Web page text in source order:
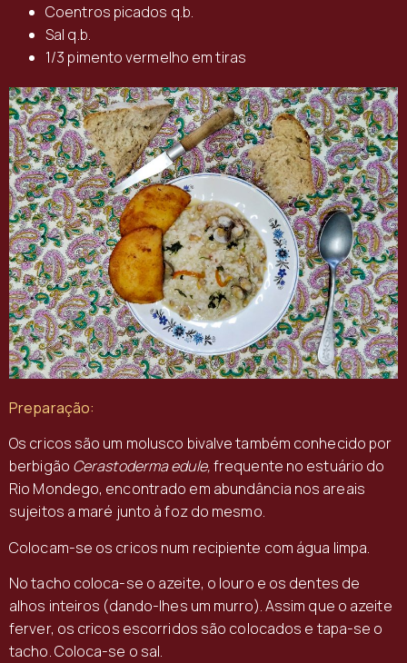
Coentros picados q.b.
Sal q.b.
1/3 pimento vermelho em tiras
Preparação:
Os cricos são um molusco bivalve também conhecido por
berbigão Cerastoderma edule,frequente no estuário do
Rio Mondego, encontrado em abundância nos areais
sujeitos a maré junto à foz do mesmo.
Colocam-se os cricos num recipiente com água limpa.
No tacho coloca-se o azeite, o louro e os dentes de
alhos inteiros (dando-lhes um murro). Assim que o azeite
ferver, os cricos escorridos são colocados e tapa-se o
tacho. Coloca-se o sal.